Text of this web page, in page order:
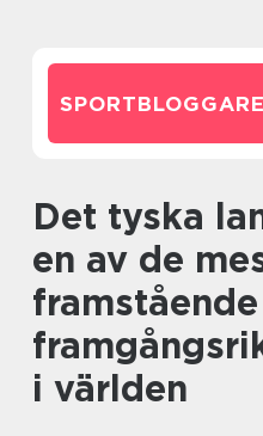
Det tyska landslaget är
en av de
i världen